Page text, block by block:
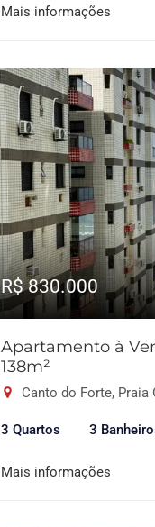
Mais informações
R$ 830.000
Apartamento à
138m²
Canto do Forte, Praia
3 Quartos 3
Mais informações